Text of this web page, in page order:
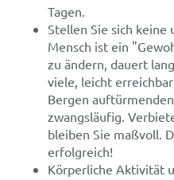
Tagen.
Stellen Sie sich keine
Mensch ist ein
zu ändern, dauert
viele, leicht
Bergen
zwangsläufig.
bleiben Sie maßvoll.
erfolgreich!
Körperliche Aktivität